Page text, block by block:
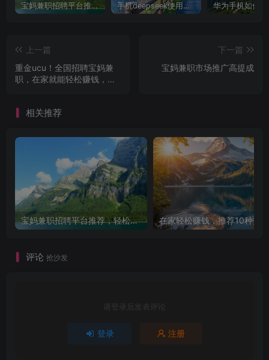
宝妈兼职招聘平台推荐，轻松找到理想工作！ 手机deepseek使用全攻略，轻松实现画图与炒股功能
上一篇
重金ucu！全国招聘宝妈兼
职，在家就能轻松赚钱，灵
下一篇
宝妈兼职市场推广高提成
相关推荐
宝妈兼职招聘平台推荐，轻松找到理想工作！
评论 抢沙发
请登录后发表评论
登录 注册